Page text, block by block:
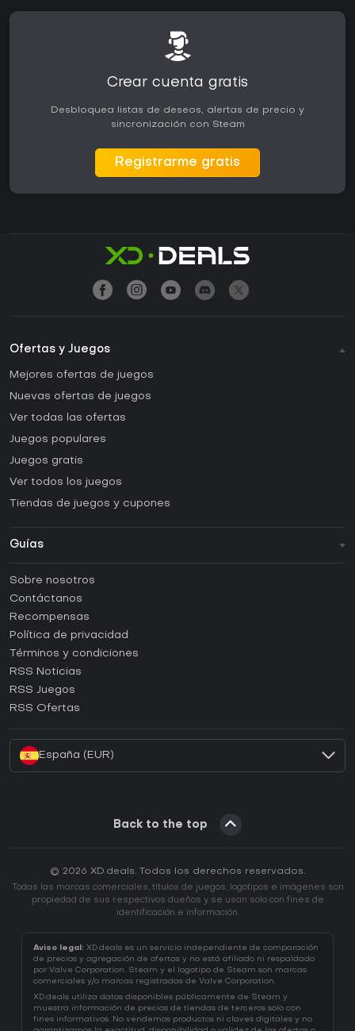
Crear cuenta gratis
Desbloquea listas de deseos, alertas de precio y
sincronización con Steam
Registrarme gratis
Ofertas y Juegos
Mejores ofertas de juegos
Nuevas ofertas de juegos
Ver todas las ofertas
Juegos populares
Juegos gratis
Ver todos los juegos
Tiendas de juegos y cupones
Guías
Guías y tutoriales
¿Cómo activar una CD Key de Steam?
¿Cómo activar una CD Key de Epic Games?
¿Cómo activar una CD Key de GOG?
¿Cómo activar una CD Key de Ubisoft Connect?
Sobre nosotros
Contáctanos
Recompensas
Política de privacidad
Términos y condiciones
RSS Noticias
RSS Juegos
RSS Ofertas
España (EUR)
Back to the top
© 2026 XD.deals. Todos los derechos reservados.
Todas las marcas comerciales, títulos de juegos, logotipos e imágenes son
propiedad de sus respectivos dueños y se usan solo con fines de
identificación e información.
Aviso legal: XD.deals es un servicio independiente de comparación
de precios y agregación de ofertas y no está afiliado ni respaldado
por Valve Corporation. Steam y el logotipo de Steam son marcas
comerciales y/o marcas registradas de Valve Corporation.
XD.deals utiliza datos disponibles públicamente de Steam y
muestra información de precios de tiendas de terceros solo con
fines informativos. No vendemos productos ni claves digitales y no